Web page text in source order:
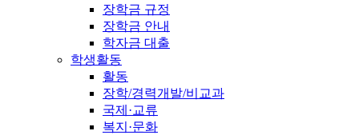
장학금 규정
장학금 안내
학자금 대출
학생활동
활동
장학/경력개발/비교과
국제·교류
복지·문화